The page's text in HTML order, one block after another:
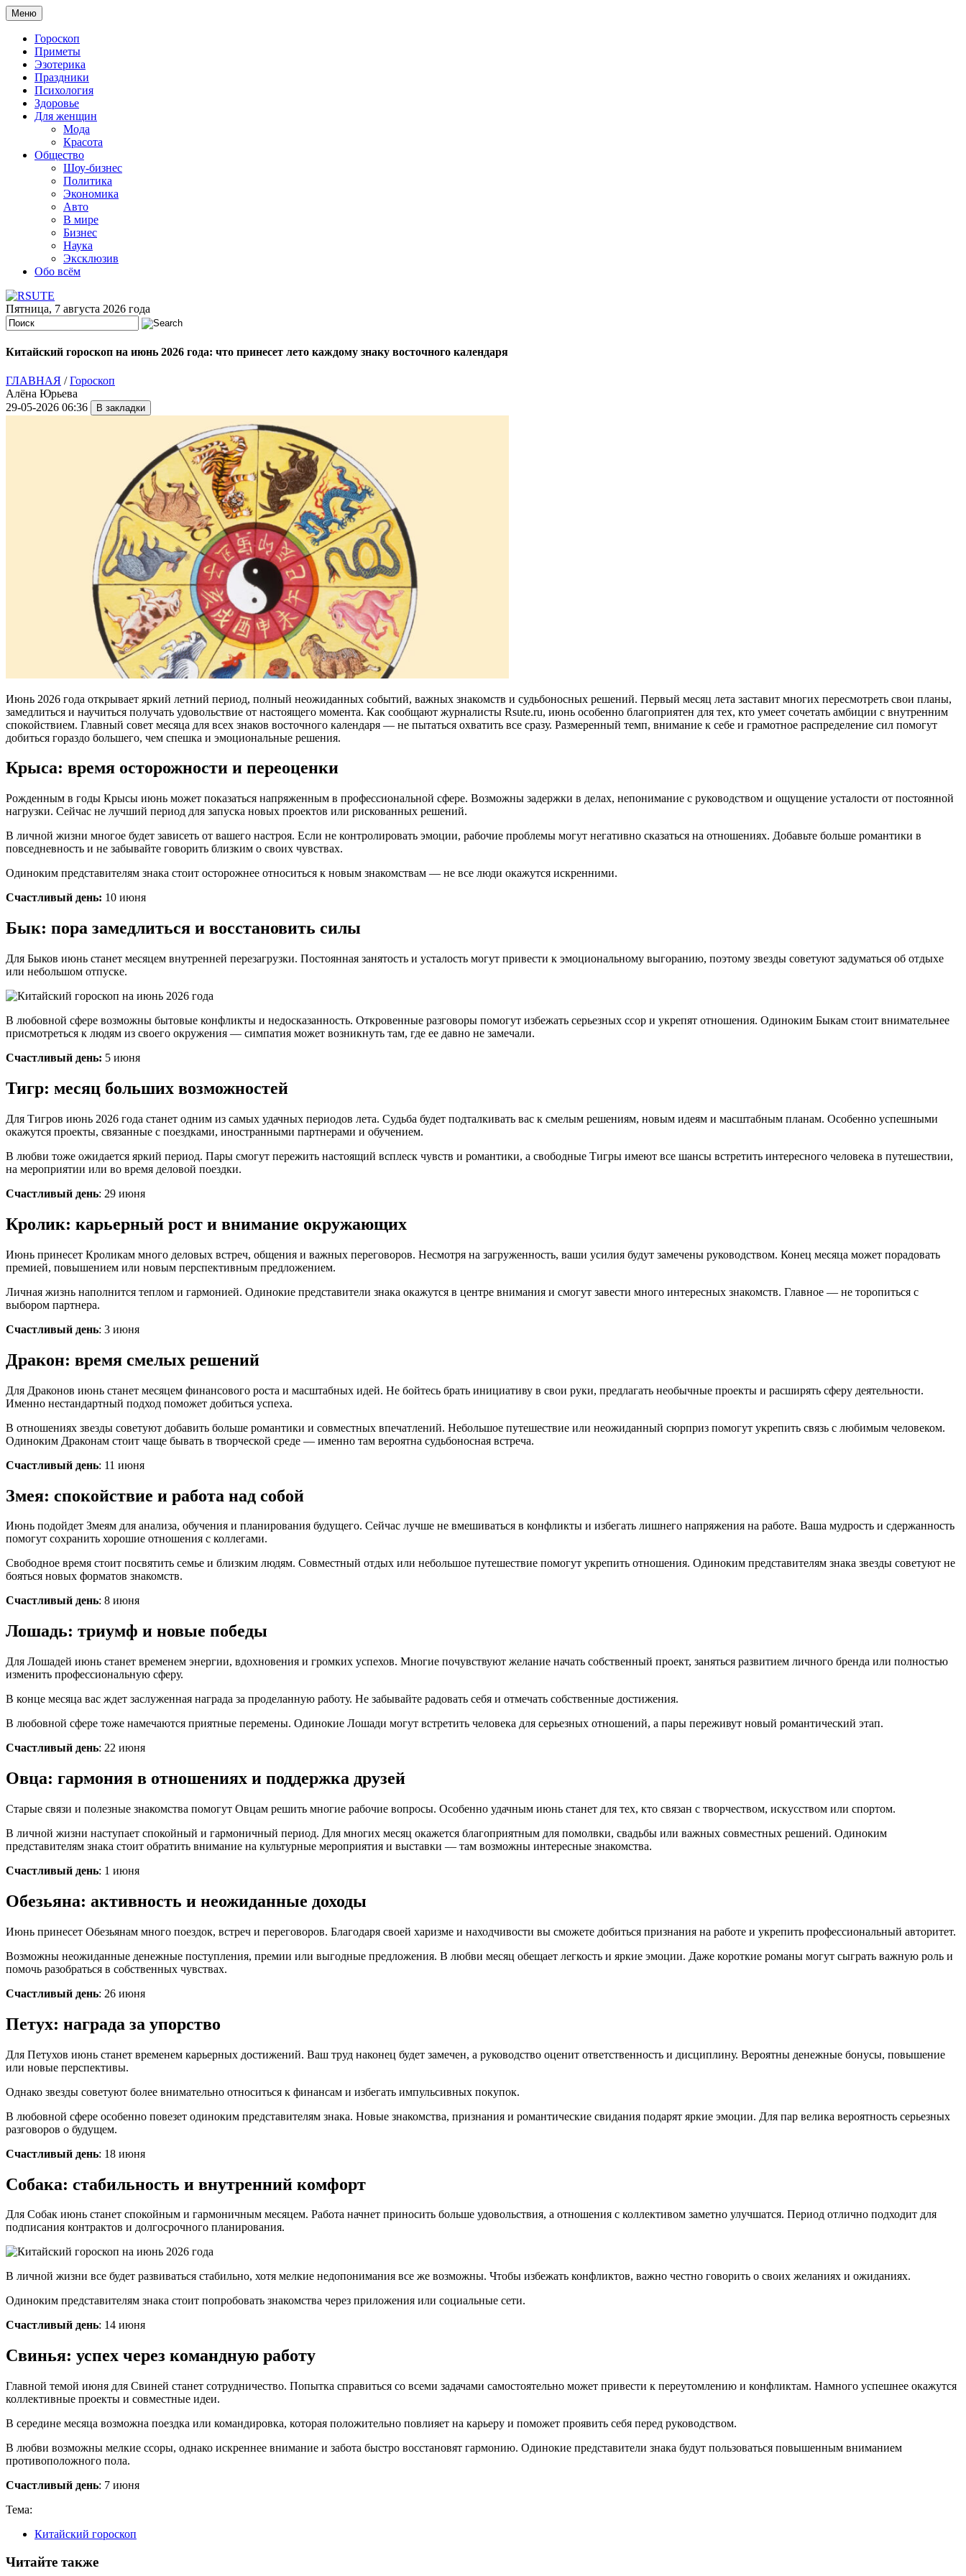
Меню
Гороскоп
Приметы
Эзотерика
Праздники
Психология
Здоровье
Для женщин
Мода
Красота
Общество
Шоу-бизнес
Политика
Экономика
Авто
В мире
Бизнес
Наука
Эксклюзив
Обо всём
Пятница, 7 августа 2026 года
Китайский гороскоп на июнь 2026 года: что принесет лето каждому знаку восточного календаря
ГЛАВНАЯ /Гороскоп
Алёна Юрьева
29-05-2026 06:36
Июнь 2026 года открывает яркий летний период, полный неожиданных событий, важных знакомств и судьбоносных решений. Первый месяц лета заставит многих пересмотреть свои планы,
замедлиться и научиться получать удовольствие от настоящего момента. Как сообщают журналисты Rsute.ru, июнь особенно благоприятен для тех, кто умеет сочетать амбиции с внутренним
спокойствием. Главный совет месяца для всех знаков восточного календаря — не пытаться охватить все сразу. Размеренный темп, внимание к себе и грамотное распределение сил помогут
добиться гораздо большего, чем спешка и эмоциональные решения.
Крыса: время осторожности и переоценки
Рожденным в годы Крысы июнь может показаться напряженным в профессиональной сфере. Возможны задержки в делах, непонимание с руководством и ощущение усталости от постоянной
нагрузки. Сейчас не лучший период для запуска новых проектов или рискованных решений.
В личной жизни многое будет зависеть от вашего настроя. Если не контролировать эмоции, рабочие проблемы могут негативно сказаться на отношениях. Добавьте больше романтики в
повседневность и не забывайте говорить близким о своих чувствах.
Одиноким представителям знака стоит осторожнее относиться к новым знакомствам — не все люди окажутся искренними.
Счастливый день: 10 июня
Бык: пора замедлиться и восстановить силы
Для Быков июнь станет месяцем внутренней перезагрузки. Постоянная занятость и усталость могут привести к эмоциональному выгоранию, поэтому звезды советуют задуматься об отдыхе
или небольшом отпуске.
В любовной сфере возможны бытовые конфликты и недосказанность. Откровенные разговоры помогут избежать серьезных ссор и укрепят отношения. Одиноким Быкам стоит внимательнее
присмотреться к людям из своего окружения — симпатия может возникнуть там, где ее давно не замечали.
Счастливый день: 5 июня
Тигр: месяц больших возможностей
Для Тигров июнь 2026 года станет одним из самых удачных периодов лета. Судьба будет подталкивать вас к смелым решениям, новым идеям и масштабным планам. Особенно успешными
окажутся проекты, связанные с поездками, иностранными партнерами и обучением.
В любви тоже ожидается яркий период. Пары смогут пережить настоящий всплеск чувств и романтики, а свободные Тигры имеют все шансы встретить интересного человека в путешествии,
на мероприятии или во время деловой поездки.
Счастливый день: 29 июня
Кролик: карьерный рост и внимание окружающих
Июнь принесет Кроликам много деловых встреч, общения и важных переговоров. Несмотря на загруженность, ваши усилия будут замечены руководством. Конец месяца может порадовать
премией, повышением или новым перспективным предложением.
Личная жизнь наполнится теплом и гармонией. Одинокие представители знака окажутся в центре внимания и смогут завести много интересных знакомств. Главное — не торопиться с
выбором партнера.
Счастливый день: 3 июня
Дракон: время смелых решений
Для Драконов июнь станет месяцем финансового роста и масштабных идей. Не бойтесь брать инициативу в свои руки, предлагать необычные проекты и расширять сферу деятельности.
Именно нестандартный подход поможет добиться успеха.
В отношениях звезды советуют добавить больше романтики и совместных впечатлений. Небольшое путешествие или неожиданный сюрприз помогут укрепить связь с любимым человеком.
Одиноким Драконам стоит чаще бывать в творческой среде — именно там вероятна судьбоносная встреча.
Счастливый день: 11 июня
Змея: спокойствие и работа над собой
Июнь подойдет Змеям для анализа, обучения и планирования будущего. Сейчас лучше не вмешиваться в конфликты и избегать лишнего напряжения на работе. Ваша мудрость и сдержанность
помогут сохранить хорошие отношения с коллегами.
Свободное время стоит посвятить семье и близким людям. Совместный отдых или небольшое путешествие помогут укрепить отношения. Одиноким представителям знака звезды советуют не
бояться новых форматов знакомств.
Счастливый день: 8 июня
Лошадь: триумф и новые победы
Для Лошадей июнь станет временем энергии, вдохновения и громких успехов. Многие почувствуют желание начать собственный проект, заняться развитием личного бренда или полностью
изменить профессиональную сферу.
В конце месяца вас ждет заслуженная награда за проделанную работу. Не забывайте радовать себя и отмечать собственные достижения.
В любовной сфере тоже намечаются приятные перемены. Одинокие Лошади могут встретить человека для серьезных отношений, а пары переживут новый романтический этап.
Счастливый день: 22 июня
Овца: гармония в отношениях и поддержка друзей
Старые связи и полезные знакомства помогут Овцам решить многие рабочие вопросы. Особенно удачным июнь станет для тех, кто связан с творчеством, искусством или спортом.
В личной жизни наступает спокойный и гармоничный период. Для многих месяц окажется благоприятным для помолвки, свадьбы или важных совместных решений. Одиноким
представителям знака стоит обратить внимание на культурные мероприятия и выставки — там возможны интересные знакомства.
Счастливый день: 1 июня
Обезьяна: активность и неожиданные доходы
Июнь принесет Обезьянам много поездок, встреч и переговоров. Благодаря своей харизме и находчивости вы сможете добиться признания на работе и укрепить профессиональный авторитет.
Возможны неожиданные денежные поступления, премии или выгодные предложения. В любви месяц обещает легкость и яркие эмоции. Даже короткие романы могут сыграть важную роль и
помочь разобраться в собственных чувствах.
Счастливый день: 26 июня
Петух: награда за упорство
Для Петухов июнь станет временем карьерных достижений. Ваш труд наконец будет замечен, а руководство оценит ответственность и дисциплину. Вероятны денежные бонусы, повышение
или новые перспективы.
Однако звезды советуют более внимательно относиться к финансам и избегать импульсивных покупок.
В любовной сфере особенно повезет одиноким представителям знака. Новые знакомства, признания и романтические свидания подарят яркие эмоции. Для пар велика вероятность серьезных
разговоров о будущем.
Счастливый день: 18 июня
Собака: стабильность и внутренний комфорт
Для Собак июнь станет спокойным и гармоничным месяцем. Работа начнет приносить больше удовольствия, а отношения с коллективом заметно улучшатся. Период отлично подходит для
подписания контрактов и долгосрочного планирования.
В личной жизни все будет развиваться стабильно, хотя мелкие недопонимания все же возможны. Чтобы избежать конфликтов, важно честно говорить о своих желаниях и ожиданиях.
Одиноким представителям знака стоит попробовать знакомства через приложения или социальные сети.
Счастливый день: 14 июня
Свинья: успех через командную работу
Главной темой июня для Свиней станет сотрудничество. Попытка справиться со всеми задачами самостоятельно может привести к переутомлению и конфликтам. Намного успешнее окажутся
коллективные проекты и совместные идеи.
В середине месяца возможна поездка или командировка, которая положительно повлияет на карьеру и поможет проявить себя перед руководством.
В любви возможны мелкие ссоры, однако искреннее внимание и забота быстро восстановят гармонию. Одинокие представители знака будут пользоваться повышенным вниманием
противоположного пола.
Счастливый день: 7 июня
Тема:
Китайский гороскоп
Читайте также